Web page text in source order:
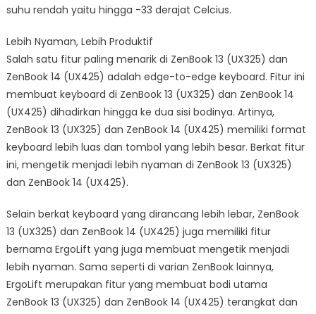
suhu rendah yaitu hingga -33 derajat Celcius.
Lebih Nyaman, Lebih Produktif
Salah satu fitur paling menarik di ZenBook 13 (UX325) dan
ZenBook 14 (UX425) adalah edge-to-edge keyboard. Fitur ini
membuat keyboard di ZenBook 13 (UX325) dan ZenBook 14
(UX425) dihadirkan hingga ke dua sisi bodinya. Artinya,
ZenBook 13 (UX325) dan ZenBook 14 (UX425) memiliki format
keyboard lebih luas dan tombol yang lebih besar. Berkat fitur
ini, mengetik menjadi lebih nyaman di ZenBook 13 (UX325)
dan ZenBook 14 (UX425).
Selain berkat keyboard yang dirancang lebih lebar, ZenBook
13 (UX325) dan ZenBook 14 (UX425) juga memiliki fitur
bernama ErgoLift yang juga membuat mengetik menjadi
lebih nyaman. Sama seperti di varian ZenBook lainnya,
ErgoLift merupakan fitur yang membuat bodi utama
ZenBook 13 (UX325) dan ZenBook 14 (UX425) terangkat dan